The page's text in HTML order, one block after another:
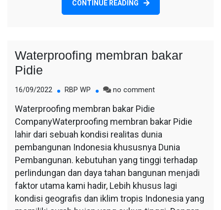
CONTINUE READING
Waterproofing membran bakar
Pidie
16/09/2022 RBP WP no commenton
bakar
Pidie
Waterproofing membran bakar Pidie
CompanyWaterproofing membran bakar Pidie
lahir dari sebuah kondisi realitas dunia
pembangunan Indonesia khususnya Dunia
Pembangunan. kebutuhan yang tinggi terhadap
perlindungan dan daya tahan bangunan menjadi
faktor utama kami hadir, Lebih khusus lagi
kondisi geografis dan iklim tropis Indonesia yang